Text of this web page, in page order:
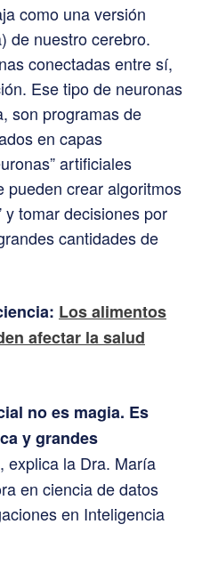
como una versión
de nuestro cerebro.
conectadas entre sí,
Ese tipo de neuronas
son programas de
en capas
artificiales
pueden crear algoritmos
y tomar decisiones por
cantidades de
Los alimentos
afectar la salud
no es magia. Es
y grandes
, explica la Dra. María
en ciencia de datos
en Inteligencia